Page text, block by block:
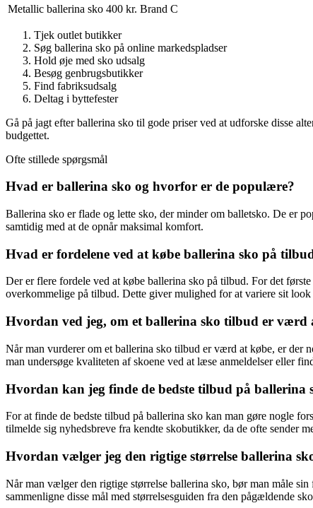
Metallic ballerina sko 400 kr. Brand C
Tjek outlet butikker
Søg ballerina sko på online markedspladser
Hold øje med sko udsalg
Besøg genbrugsbutikker
Find fabriksudsalg
Deltag i byttefester
Gå på jagt efter ballerina sko til gode priser ved at udforske disse
budgettet.
Ofte stillede spørgsmål
Hvad er ballerina sko og hvorfor er de populære?
Ballerina sko er flade og lette sko, der minder om balletsko. De er
samtidig med at de opnår maksimal komfort.
Hvad er fordelene ved at købe ballerina sko på
Der er flere fordele ved at købe ballerina sko på tilbud. For det
overkommelige på tilbud. Dette giver mulighed for at variere sit
Hvordan ved jeg, om et ballerina sko tilbud er værd
Når man vurderer om et ballerina sko tilbud er værd at købe, er der
man undersøge kvaliteten af skoene ved at læse anmeldelser eller
Hvordan kan jeg finde de bedste tilbud på ballerina
For at finde de bedste tilbud på ballerina sko kan man gøre nogle
tilmelde sig nyhedsbreve fra kendte skobutikker, da de ofte sender
Hvordan vælger jeg den rigtige størrelse ballerina
Når man vælger den rigtige størrelse ballerina sko, bør man måle
sammenligne disse mål med størrelsesguiden fra den pågældende